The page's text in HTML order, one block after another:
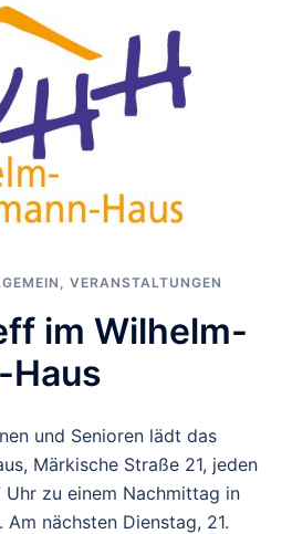
VERANSTALTUNGEN
im Wilhelm-
Haus
und Senioren lädt das
Märkische Straße 21, jeden
Uhr zu einem Nachmittag in
nächsten Dienstag, 21.